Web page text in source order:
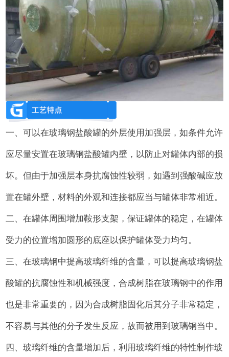
一、可以在玻璃钢盐酸罐的外层使用加强层，如条件允许
应尽量安置在玻璃钢盐酸罐内壁，以防止对罐体内部的损
坏。但由于加强层本身抗腐蚀性较弱，如遇到强酸碱应放
置在罐外壁，材料的外观和连接都应当与罐体非常相近。
二、在罐体周围增加鞍形支架，保证罐体的稳定，在罐体
受力的位置增加圆形的底座以保护罐体受力均匀。
三、在玻璃钢中提高玻璃纤维的含量，可以提高玻璃钢盐
酸罐的抗腐蚀性和机械强度，合成树脂在玻璃钢中的作用
也是非常重要的，因为合成树脂固化后其分子非常稳定，
不容易与其他的分子发生反应，故而被用到玻璃钢当中。
四、玻璃纤维的含量增加后，利用玻璃纤维的特性制作玻